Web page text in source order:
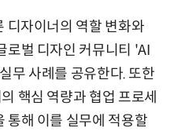
디자이너의 역할 변화와
로벌 디자인 커뮤니티 'AI
무 사례를 공유한다. 또한
핵심 역량과 협업 프로세
통해 이를 실무에 적용할